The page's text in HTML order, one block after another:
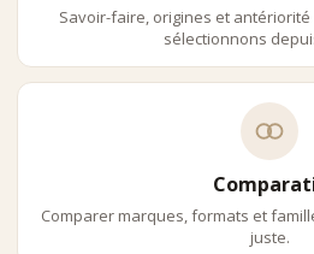
Savoir-faire, origines et
sélectionnons
Comparer marques, formats et
juste.